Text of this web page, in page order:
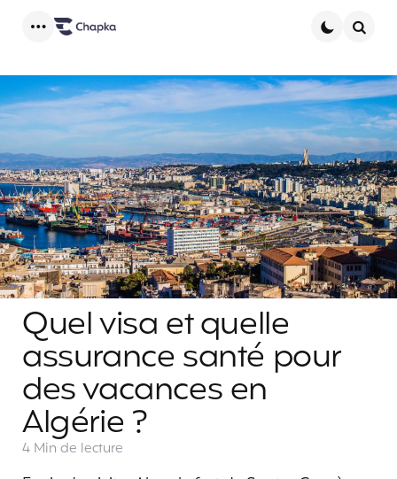
Quel visa et quelle
assurance santé pour
des vacances en
Algérie ?
4 Min de lecture